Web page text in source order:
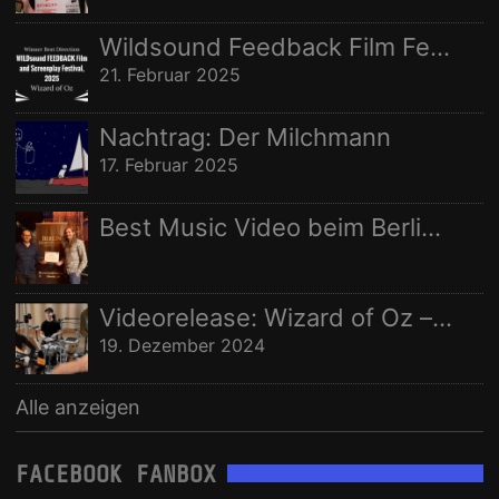
WELTRAUMSTUDIOS WIZARD OF OZ
Wildsound Feedback Film Festival: Beste Regie
21. Februar 2025
Nachtrag: Der Milchmann
17. Februar 2025
Best Music Video beim Berlin Independent Film Festival
Videorelease: Wizard of Oz – feat. Rhani Krija, Michalina Malisz & Ross Ainslie
19. Dezember 2024
Alle anzeigen
FACEBOOK FANBOX